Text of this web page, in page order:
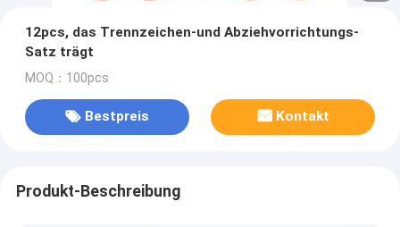
12pcs, das Trennzeichen-und Abziehvorrichtungs-
Satz trägt
MOQ：100pcs
Bestpreis Kontakt
Produkt-Beschreibung